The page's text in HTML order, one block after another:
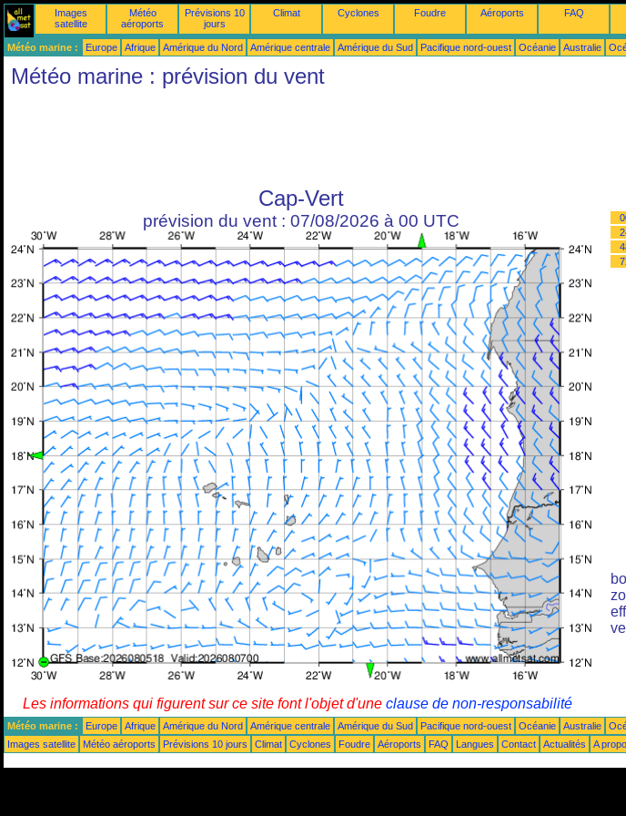
Images
satellite
Météo
aéroports
Prévisions 10
jours
Climat Cyclones Foudre Aéroports FAQ
Météo marine : Europe Afrique Amérique du Nord Amérique centrale Amérique du Sud Pacifique nord-ouest Océanie Australie
Météo marine : prévision du vent
Cap-Vert
prévision du vent : 07/08/2026 à 00 UTC
Les informations qui figurent sur ce site font l'objet d'une clause de non-responsabilité
Météo marine : Europe Afrique Amérique du Nord Amérique centrale Amérique du Sud Pacifique nord-ouest Océanie Australie
Images satellite
Météo aéroports Prévisions 10 jours Climat Cyclones Foudre Aéroports FAQ Langues Contact Actualités A